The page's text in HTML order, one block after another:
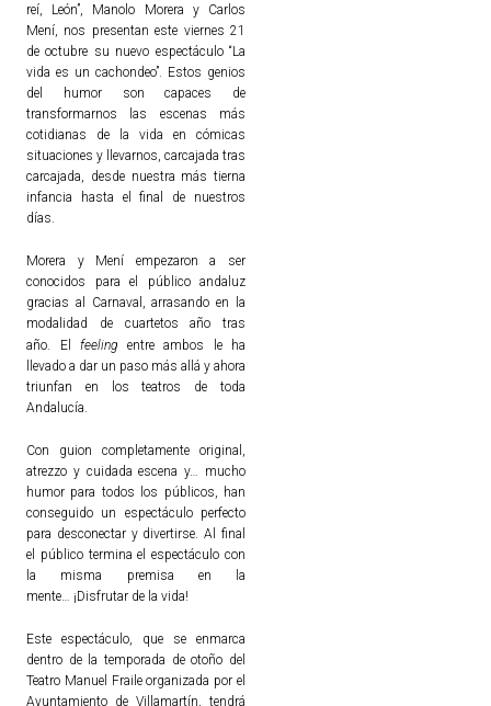
reí, León”, Manolo Morera y Carlos
Mení, nos presentan este viernes 21
de octubre su nuevo espectáculo “La
vida es un cachondeo”. Estos genios
del humor son capaces de
transformarnos las escenas más
cotidianas de la vida en cómicas
situaciones y llevarnos, carcajada tras
carcajada, desde nuestra más tierna
infancia hasta el final de nuestros
días.
Morera y Mení empezaron a ser
conocidos para el público andaluz
gracias al Carnaval, arrasando en la
modalidad de cuartetos año tras
año.
El feeling entre ambos le ha
llevado a dar un paso más allá y ahora
triunfan en los teatros de toda
Andalucía.
Con guion completamente original,
atrezzo y cuidada escena y… mucho
humor para todos los públicos, han
conseguido un espectáculo perfecto
para desconectar y divertirse. Al final
el público termina el espectáculo con
la misma premisa en la
mente… ¡Disfrutar de la vida!
Este espectáculo, que se enmarca
dentro de la temporada de otoño del
Teatro Manuel Fraile organizada por el
Ayuntamiento de Villamartín, tendrá